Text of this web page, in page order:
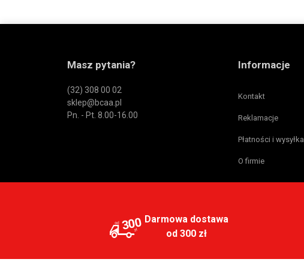
Masz pytania?
(32) 308 00 02
sklep@bcaa.pl
Pn. - Pt. 8.00-16.00
Informacje
Kontakt
Reklamacje
Płatności i wysyłka
O firmie
300 Darmowa dostawa
od 300 zł